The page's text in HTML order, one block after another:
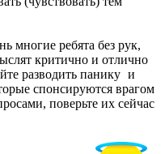
многие ребята без рук,
критично и отлично
разводить панику и
спонсируются врагом
поверьте их сейчас